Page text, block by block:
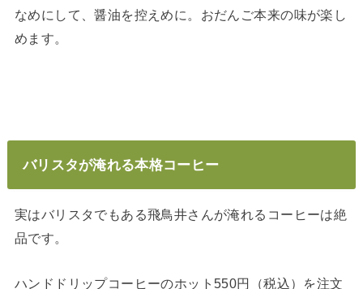
なめにして、醤油を控えめに。おだんご本来の味が楽し
めます。
バリスタが淹れる本格コーヒー
実はバリスタでもある飛鳥井さんが淹れるコーヒーは絶
品です。
ハンドドリップコーヒーのホット550円（税込）を注文